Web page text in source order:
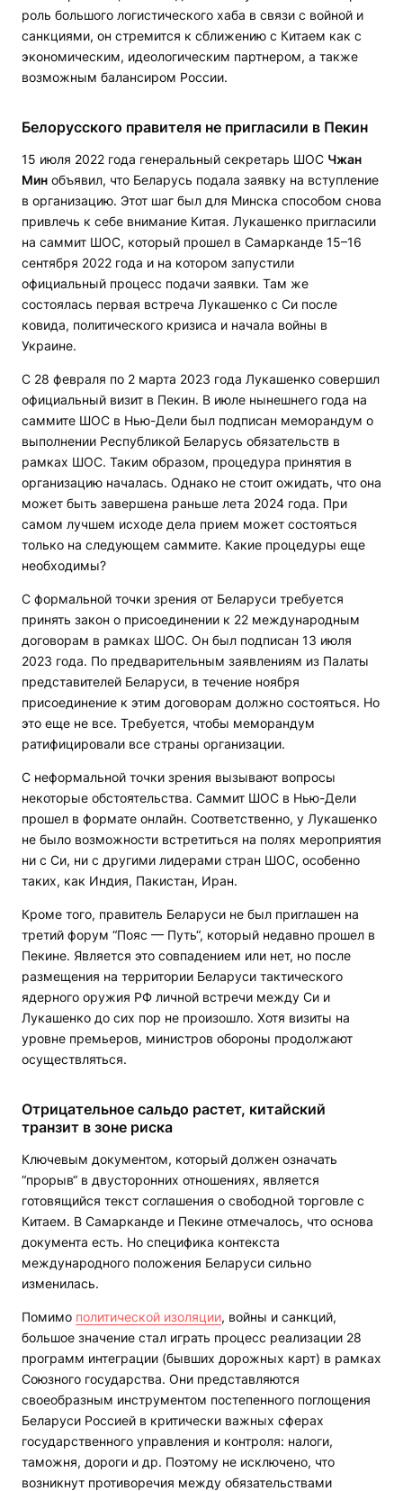
роль большого логистического хаба в связи с войной и
санкциями, он стремится к сближению с Китаем как с
экономическим, идеологическим партнером, а также
возможным балансиром России.
Белорусского правителя не пригласили в Пекин
15 июля 2022 года генеральный секретарь ШОС Чжан
Мин объявил, что Беларусь подала заявку на вступление
в организацию. Этот шаг был для Минска способом снова
привлечь к себе внимание Китая. Лукашенко пригласили
на саммит ШОС, который прошел в Самарканде 15–16
сентября 2022 года и на котором запустили
официальный процесс подачи заявки. Там же
состоялась первая встреча Лукашенко с Си после
ковида, политического кризиса и начала войны в
Украине.
С 28 февраля по 2 марта 2023 года Лукашенко совершил
официальный визит в Пекин. В июле нынешнего года на
саммите ШОС в Нью-Дели был подписан меморандум о
выполнении Республикой Беларусь обязательств в
рамках ШОС. Таким образом, процедура принятия в
организацию началась. Однако не стоит ожидать, что она
может быть завершена раньше лета 2024 года. При
самом лучшем исходе дела прием может состояться
только на следующем саммите. Какие процедуры еще
необходимы?
С формальной точки зрения от Беларуси требуется
принять закон о присоединении к 22 международным
договорам в рамках ШОС. Он был подписан 13 июля
2023 года. По предварительным заявлениям из Палаты
представителей Беларуси, в течение ноября
присоединение к этим договорам должно состояться. Но
это еще не все. Требуется, чтобы меморандум
ратифицировали все страны организации.
С неформальной точки зрения вызывают вопросы
некоторые обстоятельства. Саммит ШОС в Нью-Дели
прошел в формате онлайн. Соответственно, у Лукашенко
не было возможности встретиться на полях мероприятия
ни с Си, ни с другими лидерами стран ШОС, особенно
таких, как Индия, Пакистан, Иран.
Кроме того, правитель Беларуси не был приглашен на
третий форум “Пояс — Путь“, который недавно прошел в
Пекине. Является это совпадением или нет, но после
размещения на территории Беларуси тактического
ядерного оружия РФ личной встречи между Си и
Лукашенко до сих пор не произошло. Хотя визиты на
уровне премьеров, министров обороны продолжают
осуществляться.
Отрицательное сальдо растет, китайский
транзит в зоне риска
Ключевым документом, который должен означать
“прорыв“ в двусторонних отношениях, является
готовящийся текст соглашения о свободной торговле с
Китаем. В Самарканде и Пекине отмечалось, что основа
документа есть. Но специфика контекста
международного положения Беларуси сильно
изменилась.
Помимо политической изоляции, войны и санкций,
большое значение стал играть процесс реализации 28
программ интеграции (бывших дорожных карт) в рамках
Союзного государства. Они представляются
своеобразным инструментом постепенного поглощения
Беларуси Россией в критически важных сферах
государственного управления и контроля: налоги,
таможня, дороги и др. Поэтому не исключено, что
возникнут противоречия между обязательствами